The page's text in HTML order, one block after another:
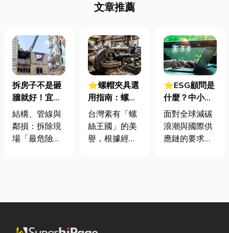
文章推薦
拆房子不是砸
牆就好！宜蘭
裝潢拆除、水
泥切割施工前
必看的避坑指
結構、管線與
鄰損：拆除現
場「最危險的
混亂的環境
有三件事情如
⭐螺帽夾具選
用指南：螺母
挾具頻繁耗
損？3大關鍵
提升扣件成型
台灣素有「螺
絲王國」的美
譽，根據經濟
額高達 42.1
⭐ESG顧問是
什麼？中小企
業挑選四大永
續顧問服務的
實用指南
面對全球減碳
浪潮與國際供
應鏈的要求，
要求提供「碳